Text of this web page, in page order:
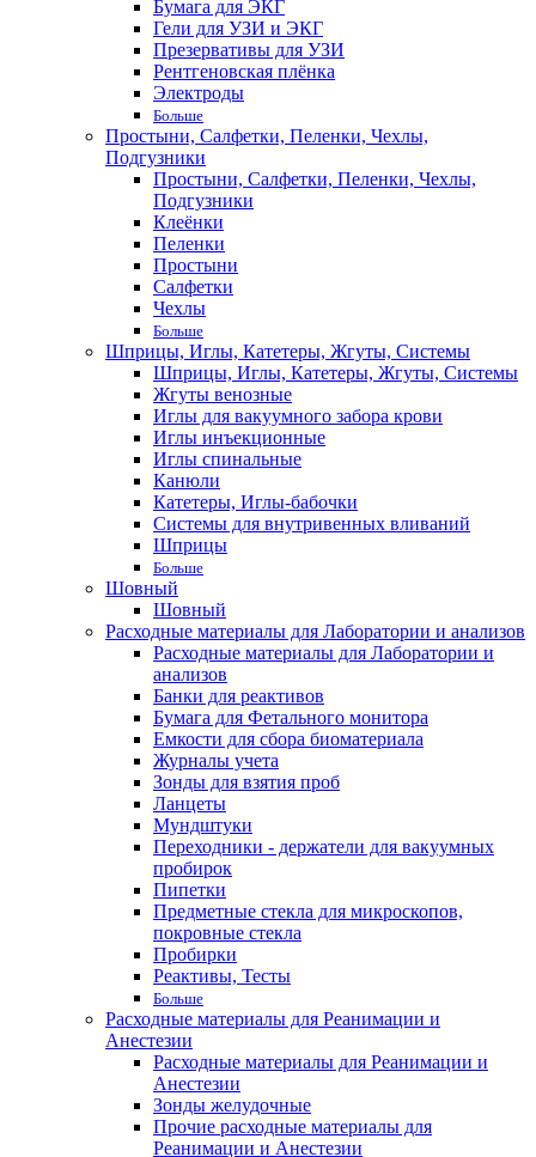
Бумага для ЭКГ
Гели для УЗИ и ЭКГ
Презервативы для УЗИ
Рентгеновская плёнка
Электроды
Больше
Простыни, Салфетки, Пеленки, Чехлы,
Подгузники
Простыни, Салфетки, Пеленки, Чехлы,
Подгузники
Клеёнки
Пеленки
Простыни
Салфетки
Чехлы
Больше
Шприцы, Иглы, Катетеры, Жгуты, Системы
Шприцы, Иглы, Катетеры, Жгуты, Системы
Жгуты венозные
Иглы для вакуумного забора крови
Иглы инъекционные
Иглы спинальные
Канюли
Катетеры, Иглы-бабочки
Системы для внутривенных вливаний
Шприцы
Больше
Шовный
Шовный
Расходные материалы для Лаборатории и анализов
Расходные материалы для Лаборатории и
анализов
Банки для реактивов
Бумага для Фетального монитора
Емкости для сбора биоматериала
Журналы учета
Зонды для взятия проб
Ланцеты
Мундштуки
Переходники - держатели для вакуумных
пробирок
Пипетки
Предметные стекла для микроскопов,
покровные стекла
Пробирки
Реактивы, Тесты
Больше
Расходные материалы для Реанимации и
Анестезии
Расходные материалы для Реанимации и
Анестезии
Зонды желудочные
Прочие расходные материалы для
Реанимации и Анестезии